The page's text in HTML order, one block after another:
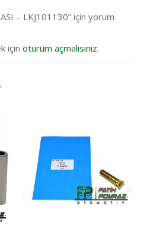
– LKJ101130” için yorum
için oturum açmalısınız.